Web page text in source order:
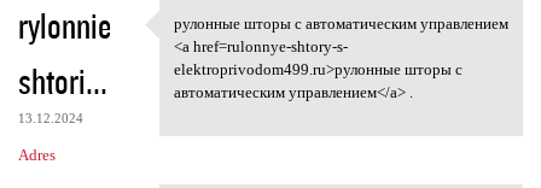
rylonnie
shtori...
13.12.2024
Adres
рулонные шторы с
рулонные шторы с автоматическим управлением
<a href=rulonnye-shtory-s-
elektroprivodom499.ru>рулонные шторы с
автоматическим управлением</a> .